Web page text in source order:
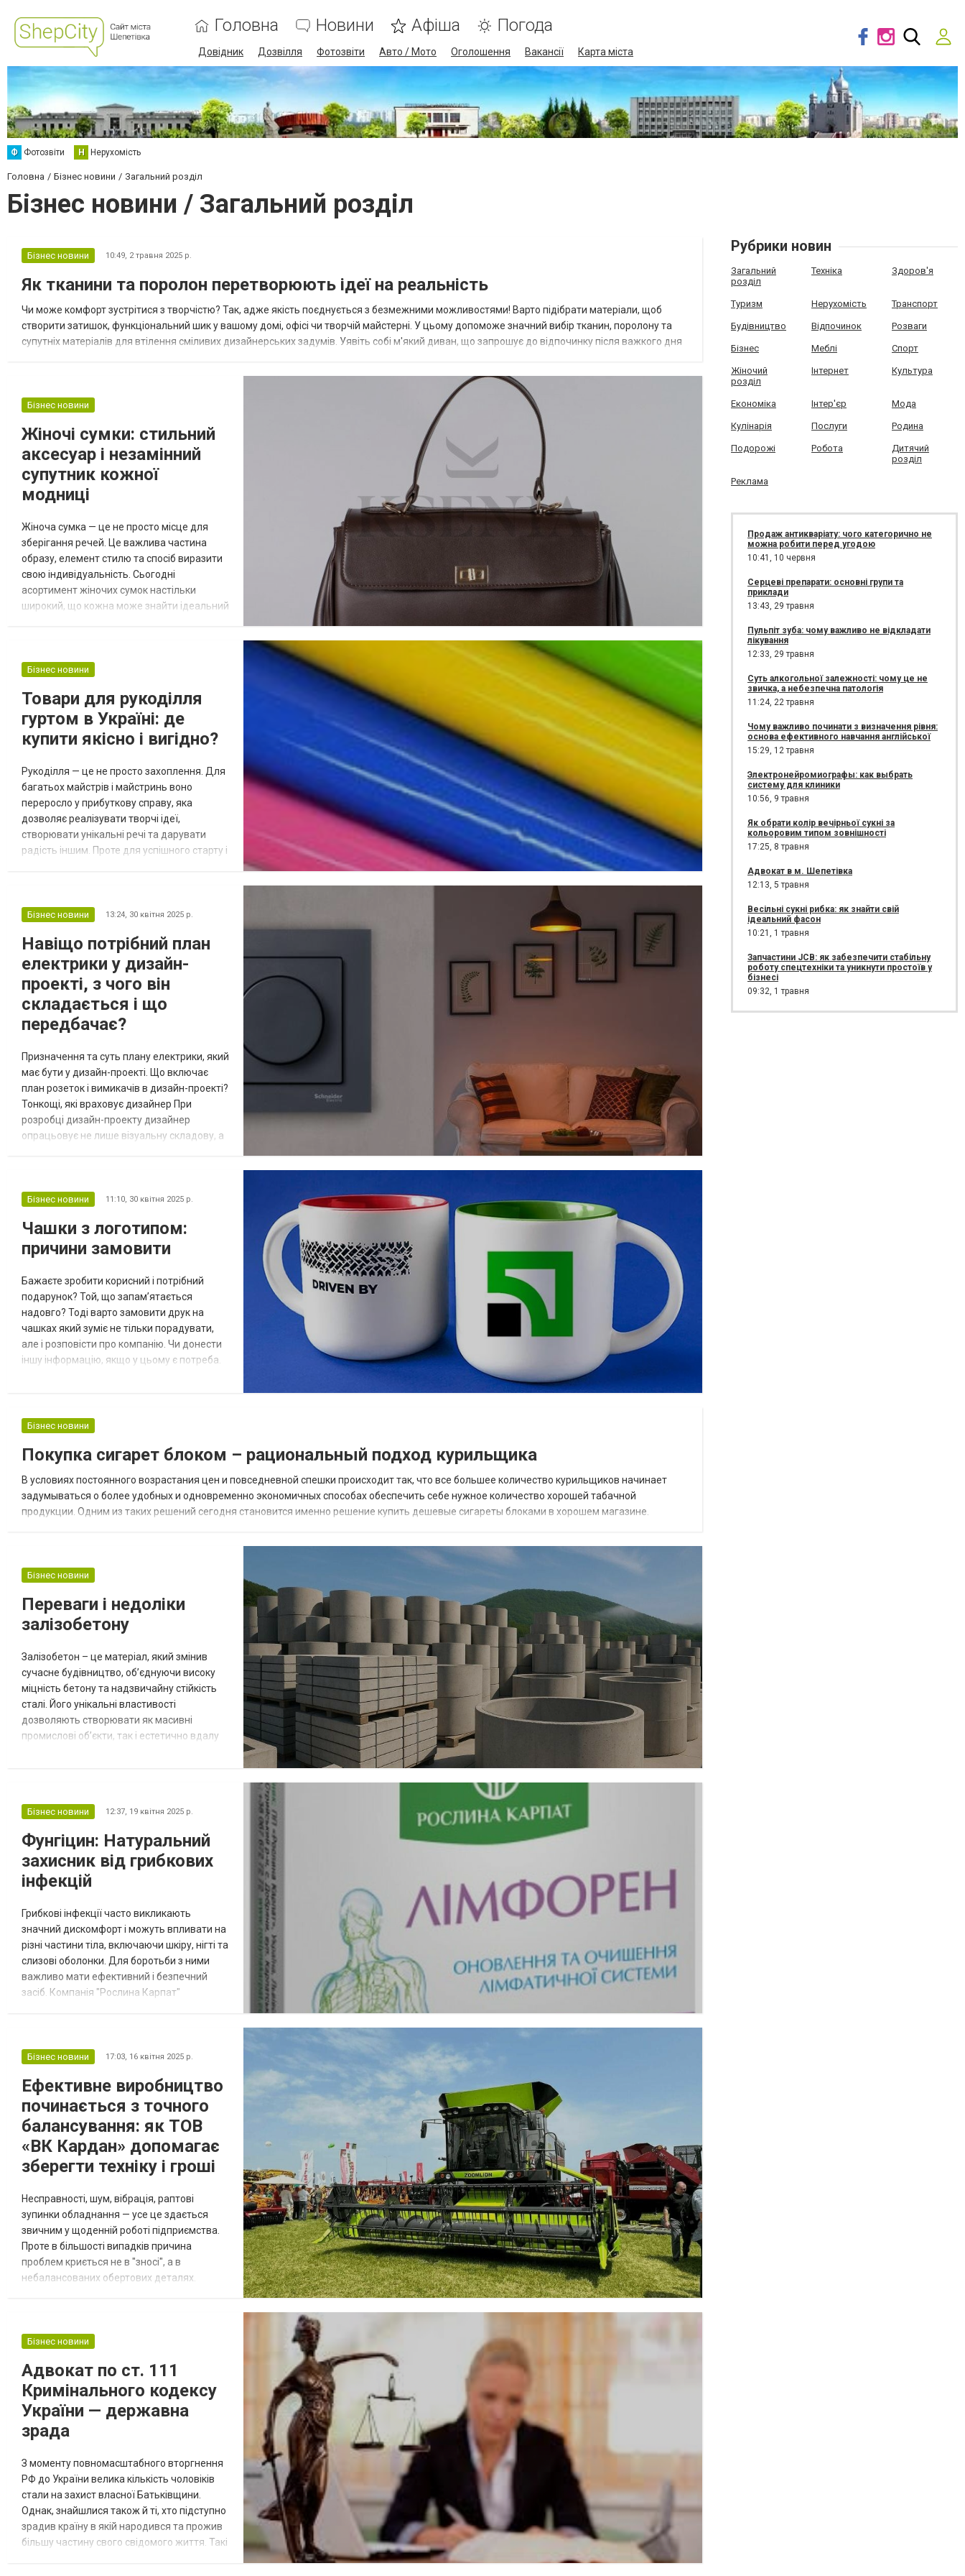
Головна Новини Афіша Погода
Довідник Дозвілля Фотозвіти Авто / Мото Оголошення Вакансії Карта міста
Ф Фотозвіти Н Нерухомість
Головна Бізнес новини Загальний розділ
Бізнес новини / Загальний розділ
Бізнес новини 10:49, 2 травня 2025 р.
Як тканини та поролон перетворюють ідеї на реальність
Чи може комфорт зустрітися з творчістю? Так, адже якість поєднується з безмежними можливостями! Варто підібрати матеріали, щоб
створити затишок, функціональний шик у вашому домі, офісі чи творчій майстерні. У цьому допоможе значний вибір тканин, поролону та
супутніх матеріалів для втілення сміливих дизайнерських задумів. Уявіть собі м'який диван, що запрошує до відпочинку після важкого дня
Бізнес новини
Жіночі сумки: стильний
аксесуар і незамінний
супутник кожної
модниці
Жіноча сумка — це не просто місце для
зберігання речей. Це важлива частина
образу, елемент стилю та спосіб виразити
свою індивідуальність. Сьогодні
асортимент жіночих сумок настільки
широкий, що кожна може знайти ідеальний
сумок і з’ясуємо, як правильно обрати саме
аксесуаром. Основні різновиди жіночих
сумок Крос-боді...
Бізнес новини
Товари для рукоділля
гуртом в Україні: де
купити якісно і вигідно?
Рукоділля — це не просто захоплення. Для
багатьох майстрів і майстринь воно
переросло у прибуткову справу, яка
дозволяє реалізувати творчі ідеї,
створювати унікальні речі та дарувати
радість іншим. Проте для успішного старту і
гуртом в Україні користуються все більшим
звертати увагу під час вибору...
Бізнес новини 13:24, 30 квітня 2025 р.
Навіщо потрібний план
електрики у дизайн-
проекті, з чого він
складається і що
передбачає?
Призначення та суть плану електрики, який
має бути у дизайн-проекті. Що включає
план розеток і вимикачів в дизайн-проекті?
Тонкощі, які враховує дизайнер При
розробці дизайн-проекту дизайнер
опрацьовує не лише візуальну складову, а
використовуючи його можливості. На
створюється детальний план електрики.
Його завданн...
Бізнес новини 11:10, 30 квітня 2025 р.
Чашки з логотипом:
причини замовити
Бажаєте зробити корисний і потрібний
подарунок? Той, що запам’ятається
надовго? Тоді варто замовити друк на
чашках який зуміє не тільки порадувати,
але і розповісти про компанію. Чи донести
іншу інформацію, якщо у цьому є потреба.
можна вибрати посуд з кришками,
захисту від гарячого. Таку чашку завжди
Бізнес новини
Покупка сигарет блоком – рациональный подход курильщика
В условиях постоянного возрастания цен и повседневной спешки происходит так, что все большее количество курильщиков начинает
задумываться о более удобных и одновременно экономичных способах обеспечить себе нужное количество хорошей табачной
продукции. Одним из таких решений сегодня становится именно решение купить дешевые сигареты блоками в хорошем магазине.
Бізнес новини
Переваги і недоліки
залізобетону
Залізобетон – це матеріал, який змінив
сучасне будівництво, об’єднуючи високу
міцність бетону та надзвичайну стійкість
сталі. Його унікальні властивості
дозволяють створювати як масивні
промислові об’єкти, так і естетично вдалу
француз Жозеф Мон’є винайшов
технологію змішування бетону з
металевою арматурою. С...
Бізнес новини 12:37, 19 квітня 2025 р.
Фунгіцин: Натуральний
захисник від грибкових
інфекцій
Грибкові інфекції часто викликають
значний дискомфорт і можуть впливати на
різні частини тіла, включаючи шкіру, нігті та
слизові оболонки. Для боротьби з ними
важливо мати ефективний і безпечний
засіб. Компанія "Рослина Карпат"
складається з екологічно чистих
протигрибковими та антибактеріальними
властивостя...
Бізнес новини 17:03, 16 квітня 2025 р.
Ефективне виробництво
починається з точного
балансування: як ТОВ
«ВК Кардан» допомагає
зберегти техніку і гроші
Несправності, шум, вібрація, раптові
зупинки обладнання — усе це здається
звичним у щоденній роботі підприємства.
Проте в більшості випадків причина
проблем криється не в "зносі", а в
небалансованих обертових деталях.
Саме тому компанії, які прагнуть
надійність обладнання, все частіше
звертаються до ТОВ «ВК Кард...
Бізнес новини
Адвокат по ст. 111
Кримінального кодексу
України — державна
зрада
З моменту повномасштабного вторгнення
РФ до України велика кількість чоловіків
стали на захист власної Батьківщини.
Однак, знайшлися також й ті, хто підступно
зрадив країну в якій народився та прожив
більшу частину свого свідомого життя. Такі
Рубрики новин
Загальний
розділ
Техніка Здоров'я
Туризм Нерухомість Транспорт
Будівництво Відпочинок Розваги
Бізнес Меблі Спорт
Жіночий
розділ
Інтернет Культура
Економіка Інтер'єр Мода
Кулінарія Послуги Родина
Подорожі Робота
Дитячий
розділ
Реклама
Продаж антикваріату: чого категорично не
можна робити перед угодою
10:41, 10 червня
Серцеві препарати: основні групи та
приклади
13:43, 29 травня
Пульпіт зуба: чому важливо не відкладати
лікування
12:33, 29 травня
Суть алкогольної залежності: чому це не
звичка, а небезпечна патологія
11:24, 22 травня
Чому важливо починати з визначення рівня:
основа ефективного навчання англійської
15:29, 12 травня
Электронейромиографы: как выбрать
систему для клиники
10:56, 9 травня
Як обрати колір вечірньої сукні за
кольоровим типом зовнішності
17:25, 8 травня
Адвокат в м. Шепетівка
12:13, 5 травня
Весільні сукні рибка: як знайти свій
ідеальний фасон
10:21, 1 травня
Запчастини JCB: як забезпечити стабільну
роботу спецтехніки та уникнути простоїв у
бізнесі
09:32, 1 травня